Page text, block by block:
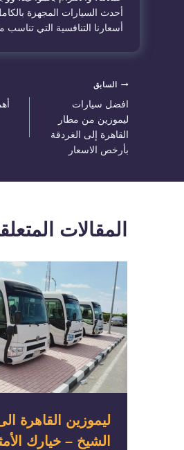
أحدث السيارات المجهزة
أسعارنا التنافسية التي تناسب
تصفّح
المقالات
السابق
افضل سيارات
ليموزين من مطار
القاهرة إلى الغردقة
بأرخص الاسعار
المقالات
ليموزين القاهرة
الشيخ – خيارك